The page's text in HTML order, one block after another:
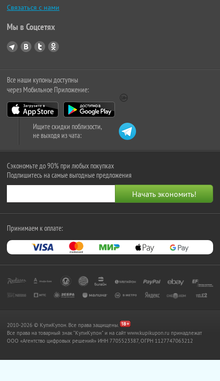
Связаться с нами
Мы в Соцсетях
Все наши купоны доступны
через Мобильное Приложение:
Ищите скидки поблизости,
не выходя из чата:
Сэкономьте до 90% при любых покупках
Подпишитесь на самые выгодные предложения
Принимаем к оплате:
2010-2026 © КупиКупон. Все права защищены.
Все права на товарный знак "КупиКупон" и на сайт www.kupikupon.ru принадлежат
OOO «Агентство цифровых решений» ИНН 7705523387, ОГРН 1127747063212